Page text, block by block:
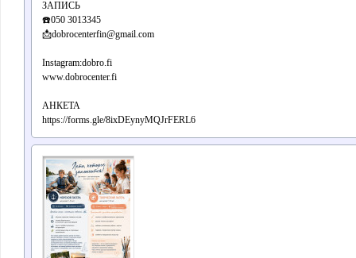
ЗАПИСЬ
☎️050 3013345
📩dobrocenterfin@gmail.com
Instagram:dobro.fi
www.dobrocenter.fi
АНКЕТА
https://forms.gle/8ixDEynyMQJrFERL6